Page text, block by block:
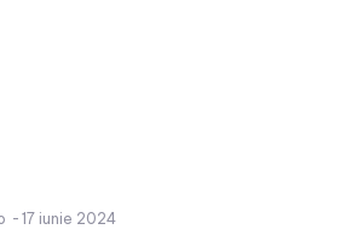
- 17 iunie 2024